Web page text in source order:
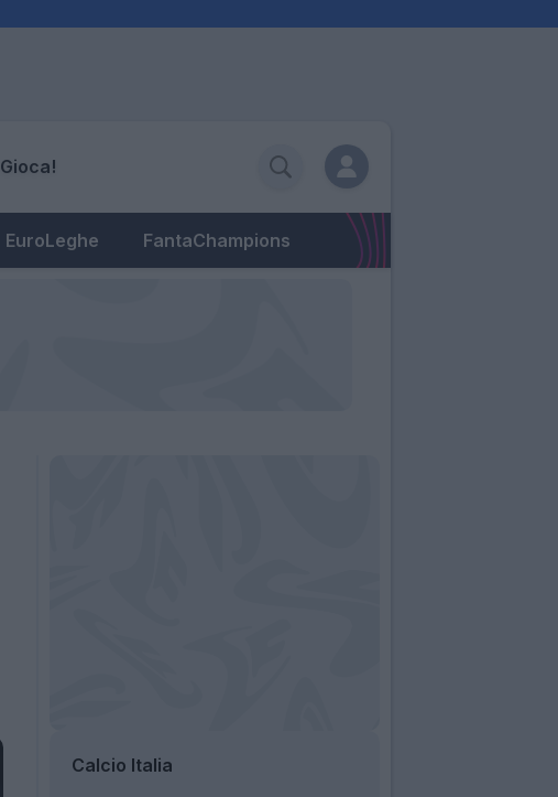
Gioca!
EuroLeghe FantaChampions
Calcio Italia